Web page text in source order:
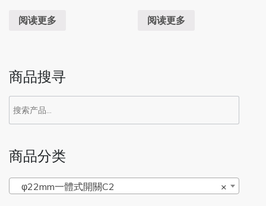
阅读更多 阅读更多
商品搜寻
商品分类
×
φ22mm一體式開關C2